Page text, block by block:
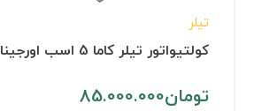
تیلر
کولتیواتور تیلر کاما 5 اسب اورجینال
تومان85.000.000